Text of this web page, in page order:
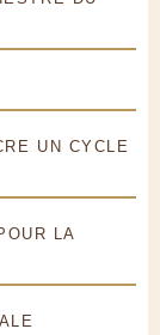
UN CYCLE
LA